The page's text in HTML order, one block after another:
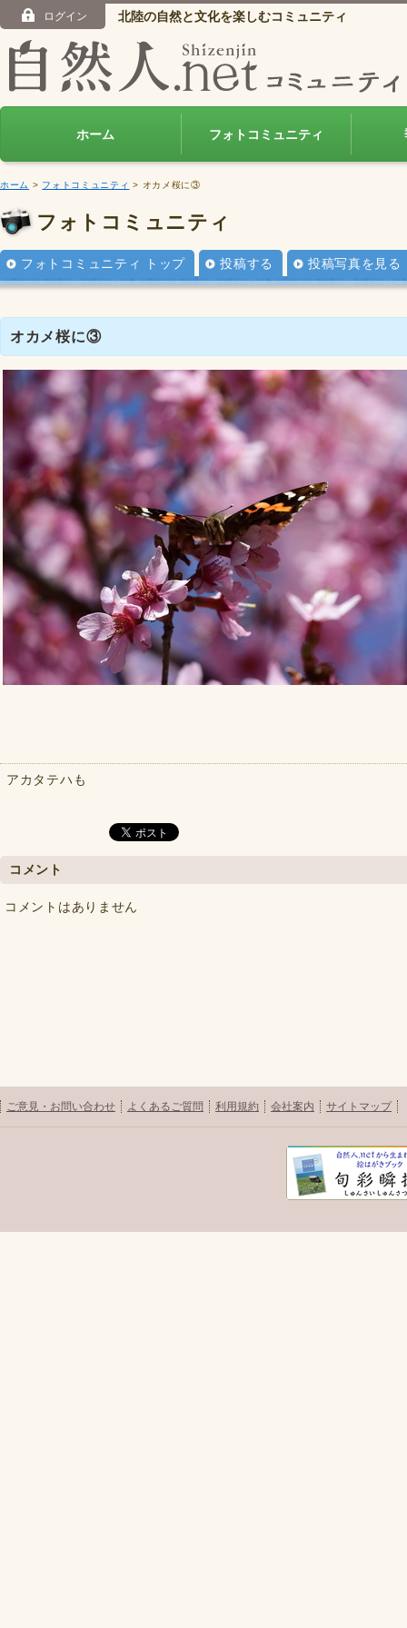
ログイン 北陸の自然と文化を楽しむコミュニティ
ホーム フォトコミュニティ
ホーム > フォトコミュニティ > オカメ桜に③
フォトコミュニティ
フォトコミュニティ トップ 投稿する 投稿写真を見る
オカメ桜に③
アカタテハも
コメント
コメントはありません
ご意見・お問い合わせ よくあるご質問 利用規約 会社案内 サイトマップ